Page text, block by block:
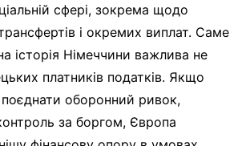
сфері, зокрема щодо
і окремих виплат. Саме
історія Німеччини важлива не
платників податків. Якщо
оборонний ривок,
за боргом, Європа